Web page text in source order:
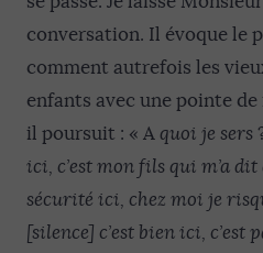
conversation. Il évoque le
comment autrefois les
enfants avec une pointe
il poursuit : « A quoi je sers
ici, c’est mon fils qui m’a
sécurité ici, chez moi je
[silence] c’est bien ici, c’est